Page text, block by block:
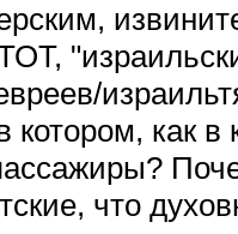
котором, как
что